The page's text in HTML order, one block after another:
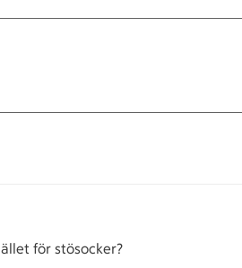
för stösocker?